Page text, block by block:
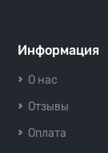
Информация
О нас
Отзывы
Оплата